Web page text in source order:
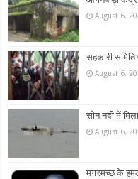
August 6,
सहकारी
August 6,
सोन नदी में
August 6,
मगरमच्छ के